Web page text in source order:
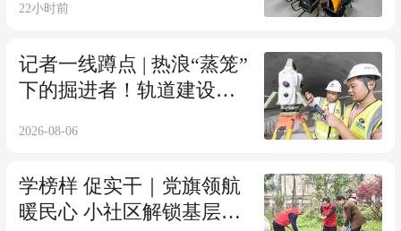
筑牢基层平安防线
22小时前
记者一线蹲点 | 热浪“蒸笼”
下的掘进者！轨道建设者
2026-08-06
学榜样 促实干｜党旗领航
暖民心 小社区解锁基层治